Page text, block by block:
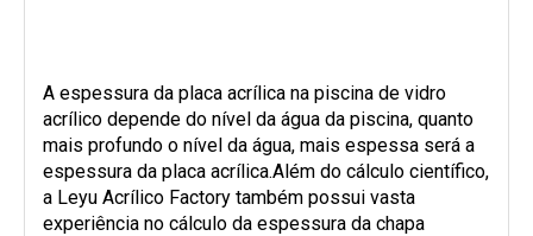
A espessura da placa acrílica na piscina de vidro
acrílico depende do nível da água da piscina, quanto
mais profundo o nível da água, mais espessa será a
espessura da placa acrílica.Além do cálculo científico,
a Leyu Acrílico Factory também possui vasta
experiência no cálculo da espessura da chapa